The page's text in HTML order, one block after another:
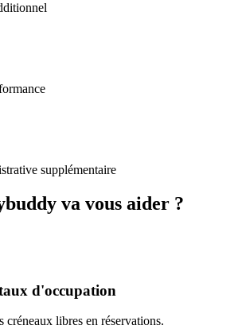
supplémentaire
va vous aider ?
d'occupation
créneaux libres en réservations.